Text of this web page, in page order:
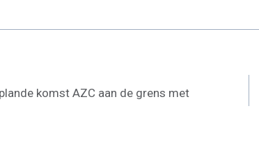
komst AZC aan de grens met